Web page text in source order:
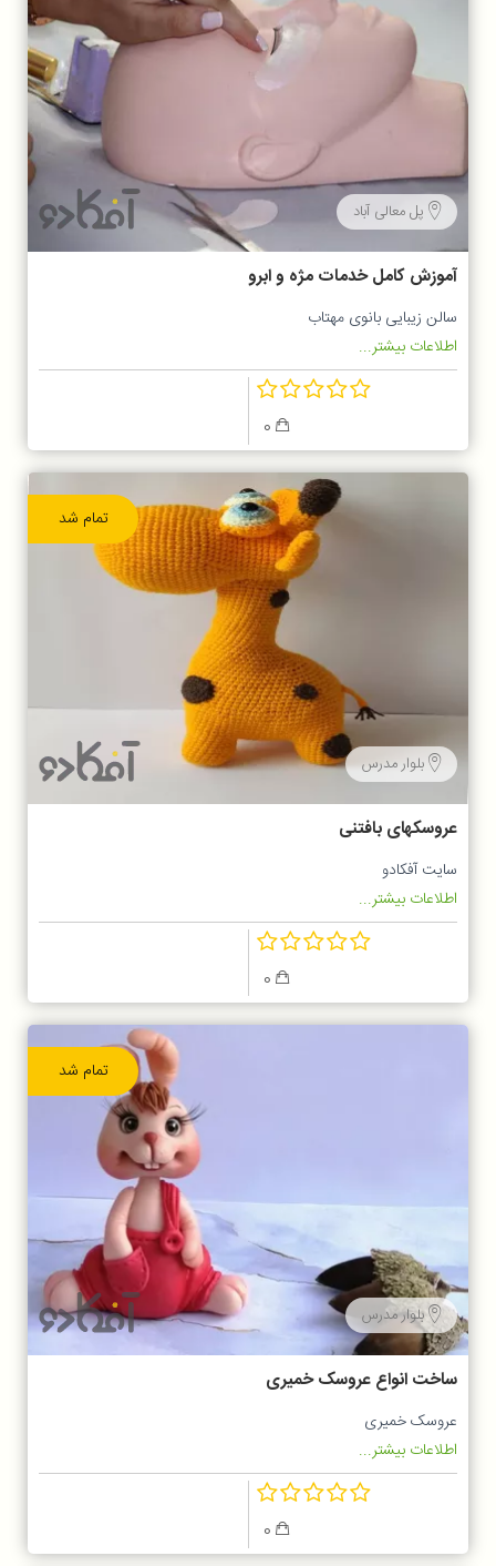
پل معالی آباد
آموزش کامل خدمات مژه و ابرو
سالن زیبایی بانوی مهتاب
اطلاعات بیشتر...
تمام شد
بلوار مدرس
عروسکهای بافتنی
سایت آفکادو
اطلاعات بیشتر...
تمام شد
بلوار مدرس
ساخت انواع عروسک خمیری
عروسک خمیری
اطلاعات بیشتر...